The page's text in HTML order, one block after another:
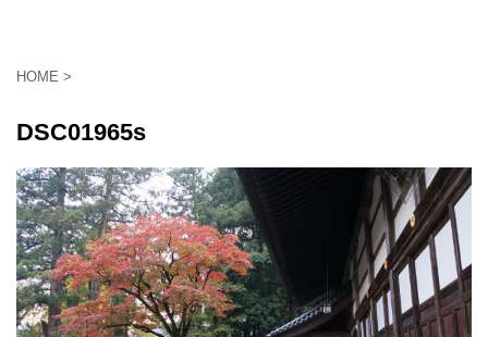
HOME >
DSC01965s